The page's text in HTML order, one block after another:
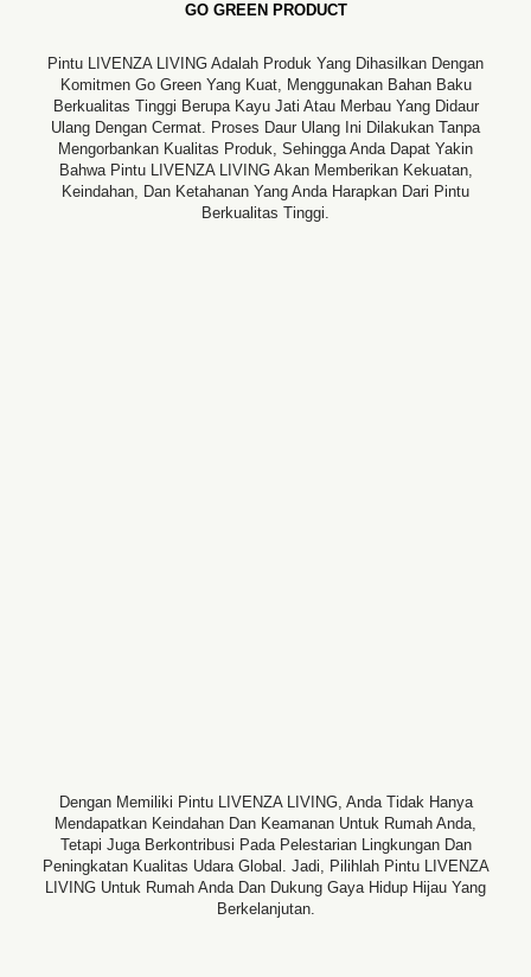
GO GREEN PRODUCT
Pintu LIVENZA LIVING Adalah Produk Yang Dihasilkan Dengan
Komitmen Go Green Yang Kuat, Menggunakan Bahan Baku
Berkualitas Tinggi Berupa Kayu Jati Atau Merbau Yang Didaur
Ulang Dengan Cermat. Proses Daur Ulang Ini Dilakukan Tanpa
Mengorbankan Kualitas Produk, Sehingga Anda Dapat Yakin
Bahwa Pintu LIVENZA LIVING Akan Memberikan Kekuatan,
Keindahan, Dan Ketahanan Yang Anda Harapkan Dari Pintu
Berkualitas Tinggi.
Dengan Memiliki Pintu LIVENZA LIVING, Anda Tidak Hanya
Mendapatkan Keindahan Dan Keamanan Untuk Rumah Anda,
Tetapi Juga Berkontribusi Pada Pelestarian Lingkungan Dan
Peningkatan Kualitas Udara Global. Jadi, Pilihlah Pintu LIVENZA
LIVING Untuk Rumah Anda Dan Dukung Gaya Hidup Hijau Yang
Berkelanjutan.